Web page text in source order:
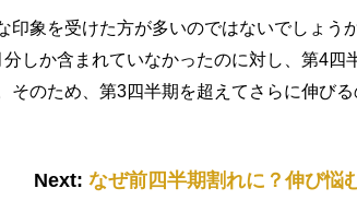
印象を受けた方が多いのではないでしょう
しか含まれていなかったのに対し、第4四
そのため、第3四半期を超えてさらに伸び
Next: なぜ前四半期割れに？伸び悩